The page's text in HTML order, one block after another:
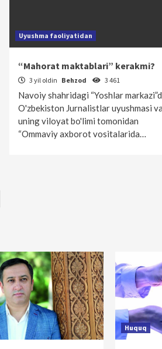
Uyushma faoliyatidan
“Mahorat maktablari” kerakmi?
3 yil oldin Behzod 3 461
Navoiy shahridagi “Yoshlar
O'zbekis­ton Jurnalistlar uyushmasi
uning viloyat bo'limi tomonidan
“Ommaviy axborot vositalarida…
Huquq